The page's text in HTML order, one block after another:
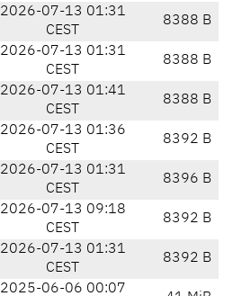
2026-07-13 01:31
CEST
8388 B
2026-07-13 01:31
CEST
8388 B
2026-07-13 01:41
CEST
8388 B
2026-07-13 01:36
CEST
8392 B
2026-07-13 01:31
CEST
8396 B
2026-07-13 09:18
CEST
8392 B
2026-07-13 01:31
CEST
8392 B
2025-06-06 00:07